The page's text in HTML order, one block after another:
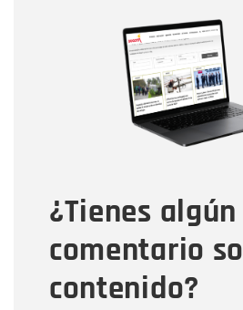
¿Tienes algún
comentario
contenido?
Correo electrónico
Tipo de comentario
Mensaje